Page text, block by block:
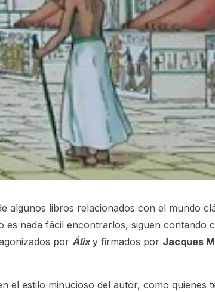
algunos libros relacionados con el mundo
es nada fácil encontrarlos, siguen contando
por Álixy firmados por Jacques
el estilo minucioso del autor, como quienes